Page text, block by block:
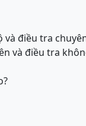
và điều tra
và điều tra